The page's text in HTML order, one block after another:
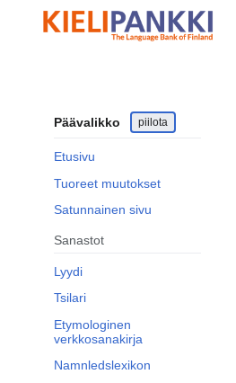
sisältöön
Päävalikko piilota
Etusivu
Tuoreet muutokset
Satunnainen sivu
Sanastot
Lyydi
Tsilari
Etymologinen
verkkosanakirja
Namnledslexikon